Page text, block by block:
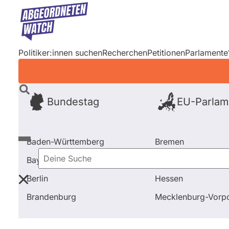
Direkt
Inhalt
Politiker:innen suchenRecherchenPetitionenParlamente
Bundestag EU-
Baden-Württemberg
Bayern
Berlin
Brandenburg
Bremen
Hessen
Mecklenburg-
Deine
Suche
Startseite Frage stellen Gabriele Dobusch